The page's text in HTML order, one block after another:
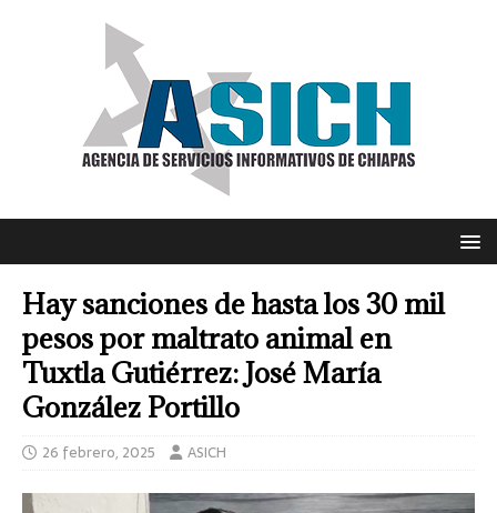
Hay sanciones de hasta los 30 mil
pesos por maltrato animal en
Tuxtla Gutiérrez: José María
González Portillo
26 febrero, 2025 ASICH